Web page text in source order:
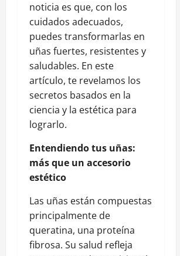
noticia es que, con los
cuidados adecuados,
puedes transformarlas en
uñas fuertes, resistentes y
saludables. En este
artículo, te revelamos los
secretos basados en la
ciencia y la estética para
lograrlo.
Entendiendo tus uñas:
más que un accesorio
estético
Las uñas están compuestas
principalmente de
queratina, una proteína
fibrosa. Su salud refleja